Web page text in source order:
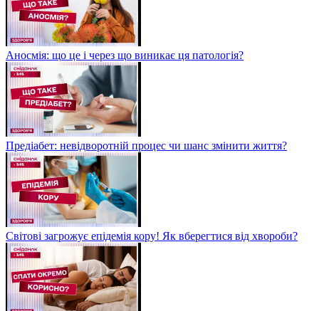
Аносмія: що це і через що виникає ця патологія?
Предіабет: невідворотній процес чи шанс змінити життя?
Світові загрожує епідемія кору! Як вберегтися від хвороби?